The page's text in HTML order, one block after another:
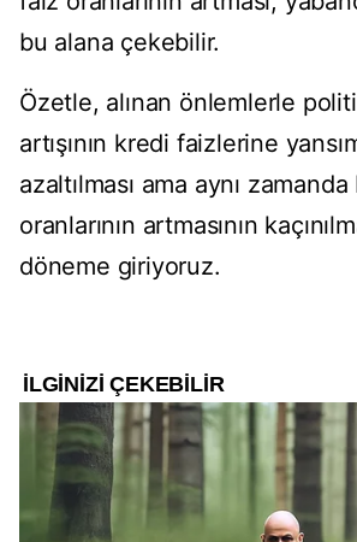
bu alana çekebilir.
Özetle, alınan önlemlerle
artışının kredi faizlerine
azaltılması ama aynı
oranlarının artmasının
döneme giriyoruz.